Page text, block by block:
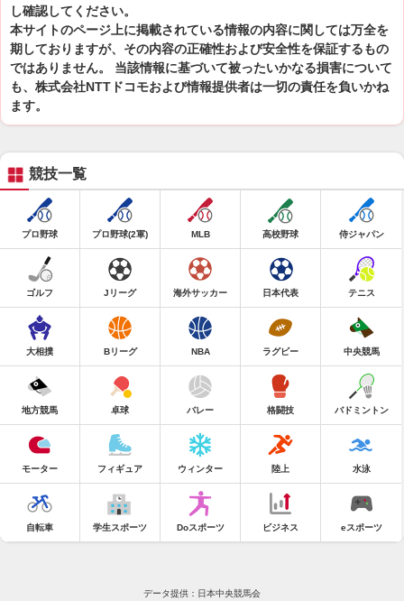
し確認してください。
本サイトのページ上に掲載されている情報の内容に関しては万全を
期しておりますが、その内容の正確性および安全性を保証するもの
ではありません。 当該情報に基づいて被ったいかなる損害について
も、株式会社NTTドコモおよび情報提供者は一切の責任を負いかね
ます。
競技一覧
プロ野球 プロ野球(2軍) MLB 高校野球 侍ジャパン
ゴルフ Jリーグ 海外サッカー 日本代表 テニス
大相撲 Bリーグ NBA ラグビー 中央競馬
地方競馬 卓球 バレー 格闘技 バドミントン
モーター フィギュア ウィンター 陸上 水泳
自転車 学生スポーツ Doスポーツ ビジネス eスポーツ
データ提供：日本中央競馬会